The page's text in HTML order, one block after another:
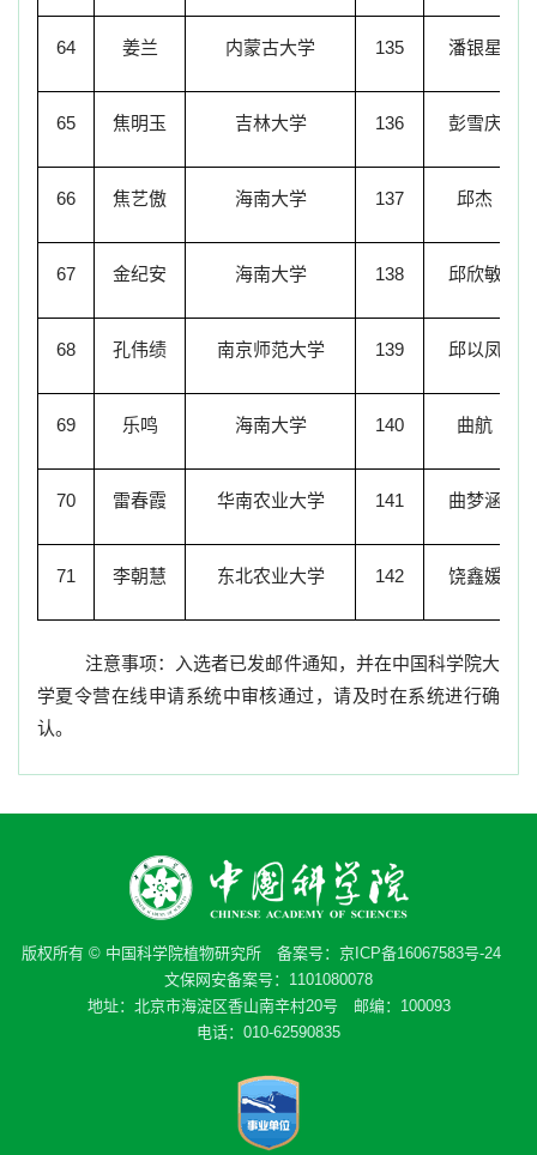
64 姜兰 内蒙古大学 135 潘银星
65 焦明玉 吉林大学 136 彭雪庆
66 焦艺傲 海南大学 137 邱杰
67 金纪安 海南大学 138 邱欣敏
68 孔伟绩 南京师范大学 139 邱以凤
69 乐鸣 海南大学 140 曲航
70 雷春霞 华南农业大学 141 曲梦涵
71 李朝慧 东北农业大学 142 饶鑫媛
注意事项：入选者已发邮件通知，并在中国科学院大
学夏令营在线申请系统中审核通过，请及时在系统进行确
认。
版权所有 © 中国科学院植物研究所 备案号： 京ICP备16067583号-24
文保网安备案号：1101080078
地址：北京市海淀区香山南辛村20号 邮编：100093
电话：010-62590835